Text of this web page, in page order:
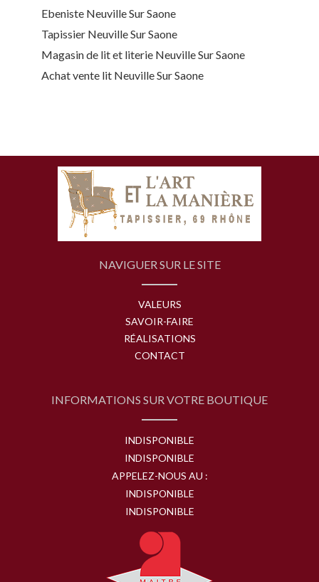
Ebeniste Neuville Sur Saone
Tapissier Neuville Sur Saone
Magasin de lit et literie Neuville Sur Saone
Achat vente lit Neuville Sur Saone
NAVIGUER SUR LE SITE
VALEURS
SAVOIR-FAIRE
RÉALISATIONS
CONTACT
INFORMATIONS SUR VOTRE BOUTIQUE
INDISPONIBLE
INDISPONIBLE
APPELEZ-NOUS AU :
INDISPONIBLE
INDISPONIBLE